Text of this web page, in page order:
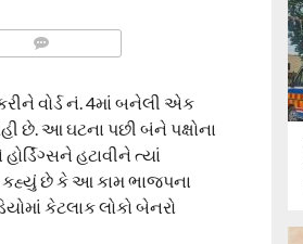
વોર્ડ નં. 4માં બનેલી એક
છે. આ ઘટના પછી બંને પક્ષોના
હટાવીને ત્યાં
કહ્યું છે કે આ કામ ભાજપના
કેટલાક લોકો બેનરો